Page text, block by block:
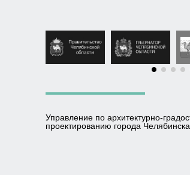
Управление по архитектурно-
проектированию города